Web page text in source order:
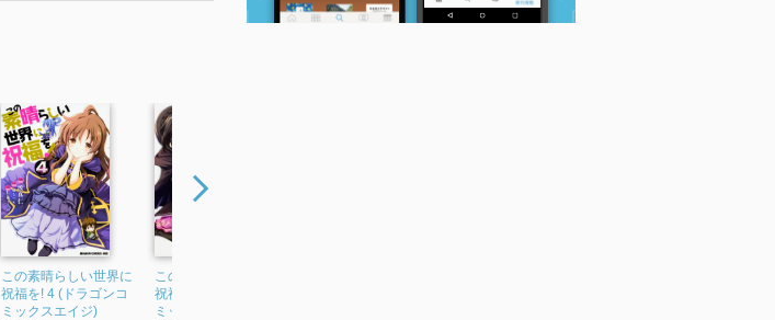
この素晴らしい世界に
祝福を! 4 (ドラゴンコ
ミックスエイジ)
この素晴らしい世界に
祝福を! 5 (ドラゴンコ
ミックスエイジ)